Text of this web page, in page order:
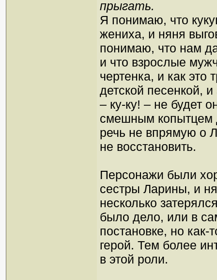
прыгать.
Я понимаю, что
жениха, и няня
понимаю, что нам
и что взрослые
чертенка, и как это
детской песенкой,
– ку-ку! – не будет
смешным копытцем
речь не впрямую о
не восстановить.
Персонажи были
сестры Ларины, и
несколько
было дело, или в
постановке, но как-
герой. Тем более
в этой роли.